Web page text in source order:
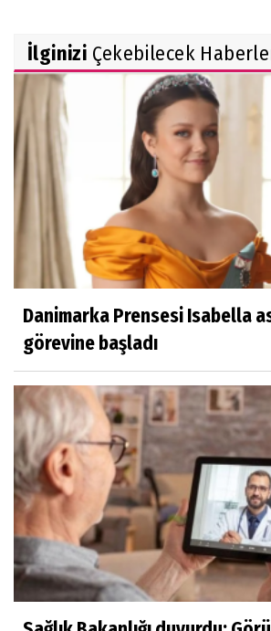
Sigara zammı devam ediyor:
TL zam geldi
Yeni metrekare bedelleri belli
vergisi buna göre hesaplanacak
Cumhurbaşkanı Erdoğan:
kanun teklifi hayırlı olsun''
İlginizi Çekebilecek
Danimarka Prensesi Isabella
görevine başladı